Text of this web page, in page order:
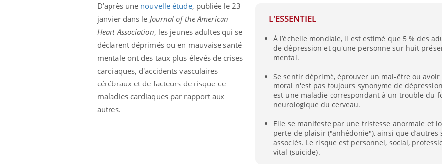
L'ESSENTIEL
À l’échelle mondiale, il est estimé que 5 % des
de dépression et qu'une personne sur huit
mental.
Se sentir déprimé, éprouver un mal-être ou avoir
moral n'est pas toujours synonyme de
est une maladie correspondant à un trouble du
neurologique du cerveau.
Elle se manifeste par une tristesse anormale et
perte de plaisir ("anhédonie"), ainsi que d’autres
associés. Le risque est personnel, social,
vital (suicide).
D’après une nouvelle étude, publiée le 23
janvier dans le Journal of the American
Heart Association, les jeunes adultes qui se
déclarent déprimés ou en mauvaise santé
mentale ont des taux plus élevés de crises
cardiaques, d'accidents vasculaires
cérébraux et de facteurs de risque de
maladies cardiaques par rapport aux
autres.
Il y a des sujets qui sont faciles à aborder...
d'autres non ! D'un côté, poser des
questions sur la maladie d'un proche c'est
Fatigue, irritabilité, brouillard mental ou
même alopécie… Les symptômes de la
carence en fer sont multiples ce qui la rend